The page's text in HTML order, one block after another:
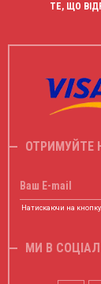
ТЕ, ЩО
ОТРИМУЙТЕ
Ваш E-mail
Натискаючи на
МИ В